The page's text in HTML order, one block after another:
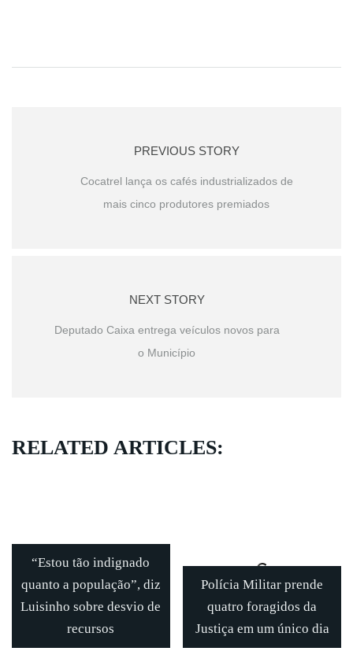
PREVIOUS STORY
Cocatrel lança os cafés industrializados de
mais cinco produtores premiados
NEXT STORY
Deputado Caixa entrega veículos novos para
o Município
RELATED ARTICLES:
“Estou tão indignado
quanto a população”, diz
Luisinho sobre desvio de
recursos
Polícia Militar prende
quatro foragidos da
Justiça em um único dia